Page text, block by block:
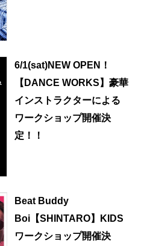
6/1(sat)NEW OPEN！
【DANCE WORKS】豪華
インストラクターによる
ワークショップ開催決
定！！
Beat Buddy
Boi【SHINTARO】KIDS
ワークショップ開催決